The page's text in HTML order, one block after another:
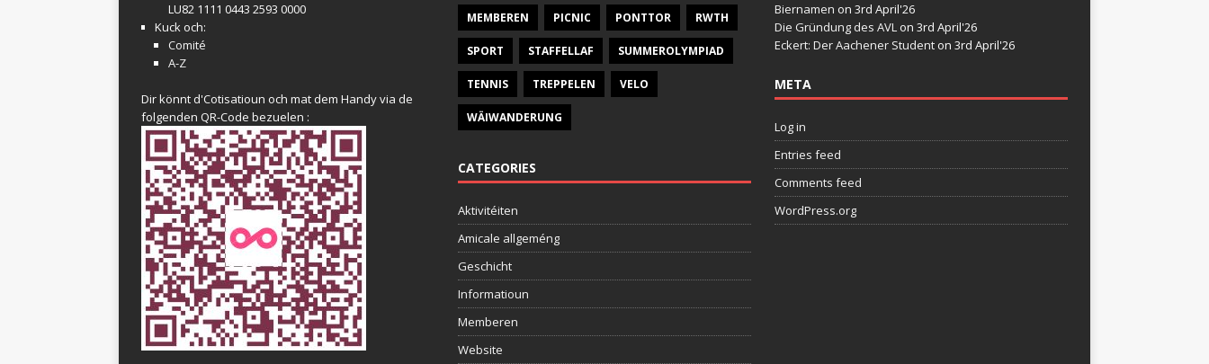
LU82 1111 0443 2593 0000
Kuck och:
Comité
A-Z
Dir könnt d'Cotisatioun och mat dem Handy via de
folgenden QR-Code bezuelen :
MEMBEREN PICNIC PONTTOR RWTH
SPORT STAFFELLAF SUMMEROLYMPIAD
TENNIS TREPPELEN VELO
WÄIWANDERUNG
CATEGORIES
Aktivitéiten
Amicale allgeméng
Geschicht
Informatioun
Memberen
Website
Biernamen on 3rd April'26
Die Gründung des AVLon 3rd April'26
Eckert: Der Aachener Studenton 3rd April'26
META
Log in
Entries feed
Comments feed
WordPress.org